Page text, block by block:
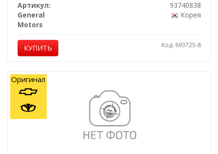
Артикул:
93740838
General
Motors
Корея
КУПИТЬ Код: 693725-8
Оригинал